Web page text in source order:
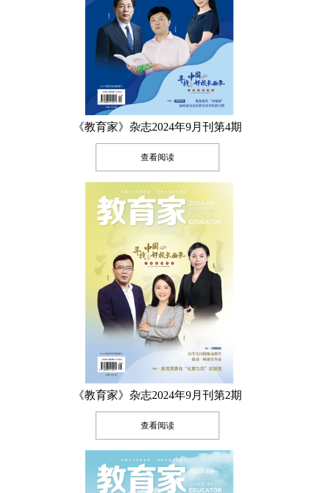
《教育家》杂志2024年9月刊第4期
查看阅读
《教育家》杂志2024年9月刊第2期
查看阅读